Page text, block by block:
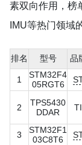
素双向作用，榜
IMU等热门领域
排名 型号 品
1
STM32F4
05RGT6
2
TPS5430
DDAR
TI
3
STM32F1
03C8T6